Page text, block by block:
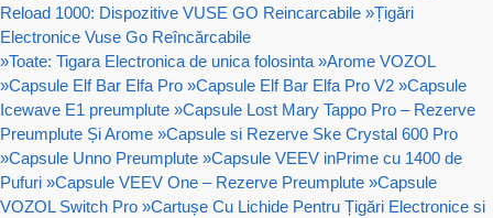
Reload 1000: Dispozitive VUSE GO Reincarcabile »Țigări
Electronice Vuse Go Reîncărcabile
»Toate: Tigara Electronica de unica folosinta »Arome VOZOL
»Capsule Elf Bar Elfa Pro »Capsule Elf Bar Elfa Pro V2 »Capsule
Icewave E1 preumplute »Capsule Lost Mary Tappo Pro – Rezerve
Preumplute Și Arome »Capsule si Rezerve Ske Crystal 600 Pro
»Capsule Unno Preumplute »Capsule VEEV inPrime cu 1400 de
Pufuri »Capsule VEEV One – Rezerve Preumplute »Capsule
VOZOL Switch Pro »Cartușe Cu Lichide Pentru Țigări Electronice si